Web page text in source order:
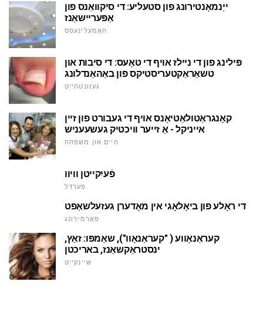
ייַנמאָנטירונג פון סטעליע: די סיקוואַנס פון
אַפּעריישאַנז
האָמעלינעסס
פּילינג פון די ניילז אויף די טאָעס: די סיבות און
טשאַראַקטעריסטיקס פון באַהאַנדלונג
געזונטהייַט
קאָנגראַטולאַטיאָנס אויף די געבורט פון זיין
אייניקל - אַ זייער וויכטיק געשעעניש
היים און משפּחה
פֿעיִקייטן וויוו
פערדל
די ראָלע פון ביאָלאָגי אין מאָדערן געזעלשאַפט
פאָרמירונג
קעראַנאָווע ( "קעראַנאָוו"), שאַמפּו: זאַץ,
ינסטראַקשאַנז, באריכטן
שיינקייַט